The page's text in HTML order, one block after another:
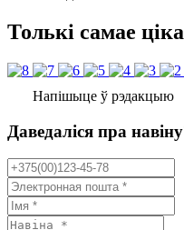
Толькі самае
Напішыце ў рэдакцыю
Даведаліся пра